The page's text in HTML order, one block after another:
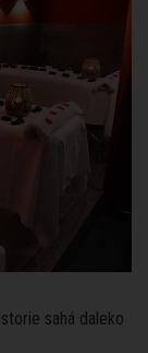
sahá daleko